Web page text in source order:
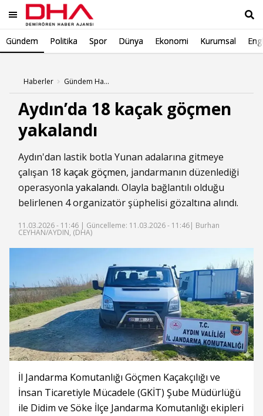
Gündem Politika Spor Dünya Ekonomi Kurumsal
Haberler Gündem Haberleri
Aydın’da 18 kaçak göçmen
yakalandı
Aydın'dan lastik botla Yunan adalarına gitmeye
çalışan 18 kaçak göçmen, jandarmanın düzenlediği
operasyonla yakalandı. Olayla bağlantılı olduğu
belirlenen 4 organizatör şüphelisi gözaltına alındı.
11.03.2026 - 11:46 | Güncelleme: 11.03.2026 - 11:46| Burhan
CEYHAN/AYDIN, (DHA)
İl Jandarma Komutanlığı Göçmen Kaçakçılığı ve
İnsan Ticaretiyle Mücadele (GKİT) Şube Müdürlüğü
ile Didim ve Söke İlçe Jandarma Komutanlığı ekipleri